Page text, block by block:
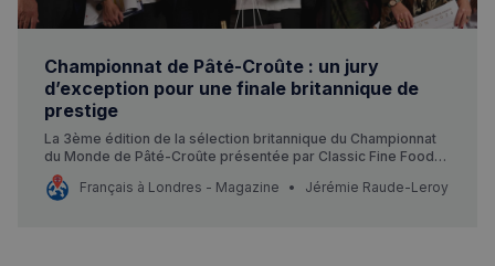
Championnat de Pâté-Croûte : un jury
d’exception pour une finale britannique de
prestige
La 3ème édition de la sélection britannique du Championnat
du Monde de Pâté-Croûte présentée par Classic Fine Foods
se déroulera le 13 octobre 2025 dans le cadre prestigieux du
Savoy Hotel.
Français à Londres - Magazine Jérémie Raude-Leroy